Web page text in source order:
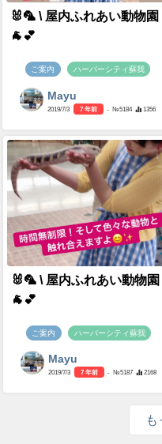
🐰🦜 \ 屋内ふれあい動物園
🐐💕
ご案内 ハーバーシティ蘇我
Mayu
2019/7/3 7 年前 - №5184 1356
🐰🦜 \ 屋内ふれあい動物園
🐐💕
ご案内 ハーバーシティ蘇我
Mayu
2019/7/3 7 年前 - №5187 2168
も